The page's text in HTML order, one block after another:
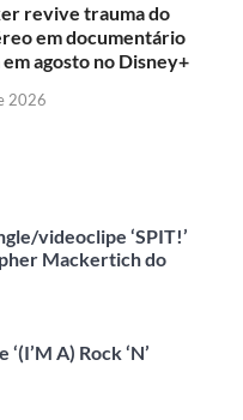
revive trauma do
em documentário
agosto no Disney+
2026
videoclipe ‘SPIT!’
Mackertich do
A) Rock ‘N’